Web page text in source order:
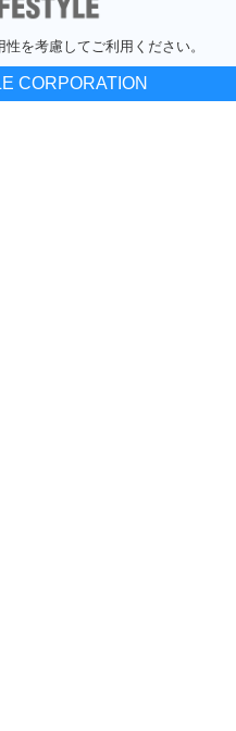
を考慮してご利用ください。
CORPORATION